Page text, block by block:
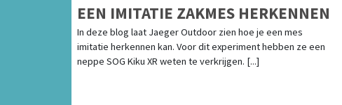
EEN IMITATIE ZAKMES HERKENNEN
In deze blog laat Jaeger Outdoor zien hoe je een mes
imitatie herkennen kan. Voor dit experiment hebben ze een
neppe SOG Kiku XR weten te verkrijgen. [...]